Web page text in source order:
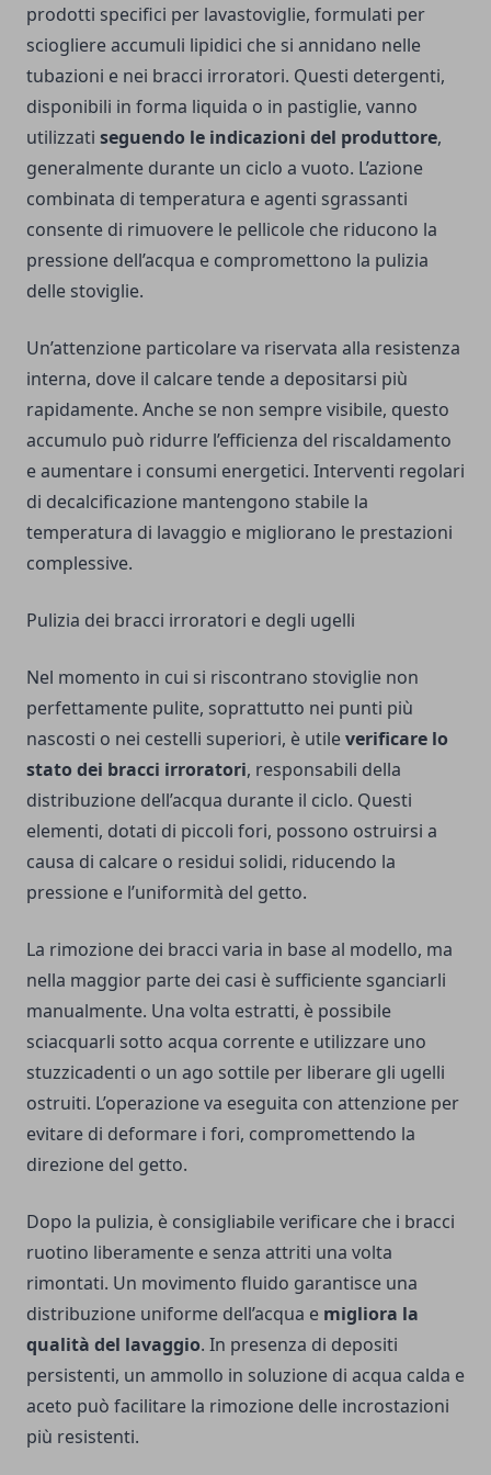
prodotti specifici per lavastoviglie, formulati per
sciogliere accumuli lipidici che si annidano nelle
tubazioni e nei bracci irroratori. Questi detergenti,
disponibili in forma liquida o in pastiglie, vanno
utilizzati seguendo le indicazioni del produttore,
generalmente durante un ciclo a vuoto. L’azione
combinata di temperatura e agenti sgrassanti
consente di rimuovere le pellicole che riducono la
pressione dell’acqua e compromettono la pulizia
delle stoviglie.
Un’attenzione particolare va riservata alla resistenza
interna, dove il calcare tende a depositarsi più
rapidamente. Anche se non sempre visibile, questo
accumulo può ridurre l’efficienza del riscaldamento
e aumentare i consumi energetici. Interventi regolari
di decalcificazione mantengono stabile la
temperatura di lavaggio e migliorano le prestazioni
complessive.
Pulizia dei bracci irroratori e degli ugelli
Nel momento in cui si riscontrano stoviglie non
perfettamente pulite, soprattutto nei punti più
nascosti o nei cestelli superiori, è utileverificare lo
stato dei bracci irroratori, responsabili della
distribuzione dell’acqua durante il ciclo. Questi
elementi, dotati di piccoli fori, possono ostruirsi a
causa di calcare o residui solidi, riducendo la
pressione e l’uniformità del getto.
La rimozione dei bracci varia in base al modello, ma
nella maggior parte dei casi è sufficiente sganciarli
manualmente. Una volta estratti, è possibile
sciacquarli sotto acqua corrente e utilizzare uno
stuzzicadenti o un ago sottile per liberare gli ugelli
ostruiti. L’operazione va eseguita con attenzione per
evitare di deformare i fori, compromettendo la
direzione del getto.
Dopo la pulizia, è consigliabile verificare che i bracci
ruotino liberamente e senza attriti una volta
rimontati. Un movimento fluido garantisce una
distribuzione uniforme dell’acqua e migliora la
qualità del lavaggio. In presenza di depositi
persistenti, un ammollo in soluzione di acqua calda e
aceto può facilitare la rimozione delle incrostazioni
più resistenti.